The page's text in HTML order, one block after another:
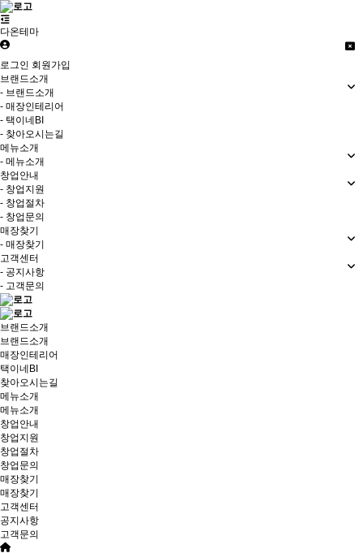
다온테마
로그인 회원가입
브랜드소개
- 브랜드소개
- 매장인테리어
- 택이네BI
- 찾아오시는길
메뉴소개
- 메뉴소개
창업안내
- 창업지원
- 창업절차
- 창업문의
매장찾기
- 매장찾기
고객센터
- 공지사항
- 고객문의
브랜드소개
브랜드소개
매장인테리어
택이네BI
찾아오시는길
메뉴소개
메뉴소개
창업안내
창업지원
창업절차
창업문의
매장찾기
매장찾기
고객센터
공지사항
고객문의